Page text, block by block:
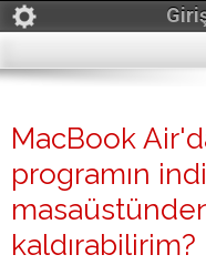
MacBook
programın
kaldırabilirim?